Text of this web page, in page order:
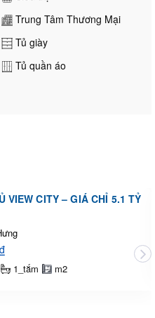
Trung Tâm Thương Mại
Tủ giày
Tủ quần áo
VIEW CITY – GIÁ CHỈ 5.1 TỶ
1_tắm m2